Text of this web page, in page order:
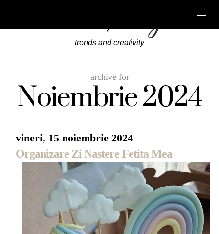
trends and creativity
archive for
Noiembrie 2024
vineri, 15 noiembrie 2024
Organizare Zi Nastere Fetita Mea